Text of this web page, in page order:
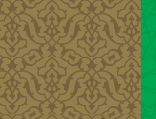
رفتن به محتوای اصلی